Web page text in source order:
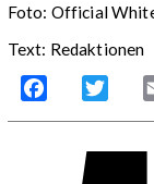
Foto: Official
Text: Redaktionen
Facebook